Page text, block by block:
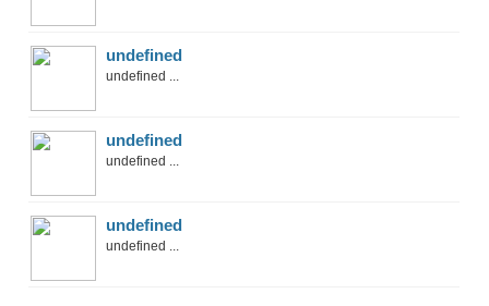
undefined
undefined ...
undefined
undefined ...
undefined
undefined ...